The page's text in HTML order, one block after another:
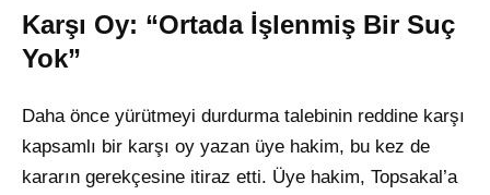
Karşı Oy: “Ortada İşlenmiş Bir Suç
Yok”
Daha önce yürütmeyi durdurma talebinin reddine karşı
kapsamlı bir karşı oy yazan üye hakim, bu kez de
kararın gerekçesine itiraz etti. Üye hakim, Topsakal’a